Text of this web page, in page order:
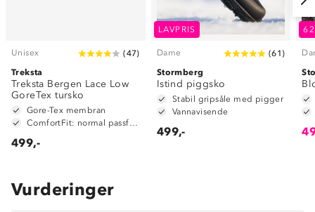
Unisex (47)
Treksta
Treksta Bergen Lace Low
GoreTex tursko
Gore-Tex membran
499,-
LAVPRIS
Dame (61 )
Stormberg
Istind piggsko
Stabil gripsåle med pigger
Vannavisende
499,-
Vurderinger